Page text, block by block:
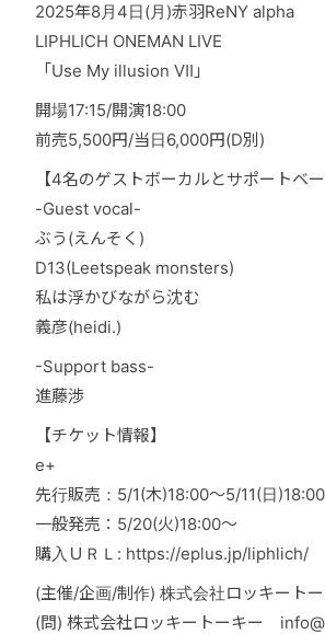
2025年8月4日(月)赤羽ReNY alpha
LIPHLICH ONEMAN LIVE
「Use My illusion Ⅶ」
開場17:15/開演18:00
前売5,500円/当日6,000円(D別)
【4名のゲストボーカルとサポートベ
-Guest vocal-
ぶう(えんそく)
D13(Leetspeak monsters)
私は浮かびながら沈む
義彦(heidi.)
-Support bass-
進藤渉
【チケット情報】
e+
先行販売：5/1(木)18:00〜5/11(日)18:00
一般発売：5/20(火)18:00〜
購入ＵＲＬ: https://eplus.jp/liphlich/
(主催/企画/制作) 株式会社ロッキート
(問) 株式会社ロッキートーキー